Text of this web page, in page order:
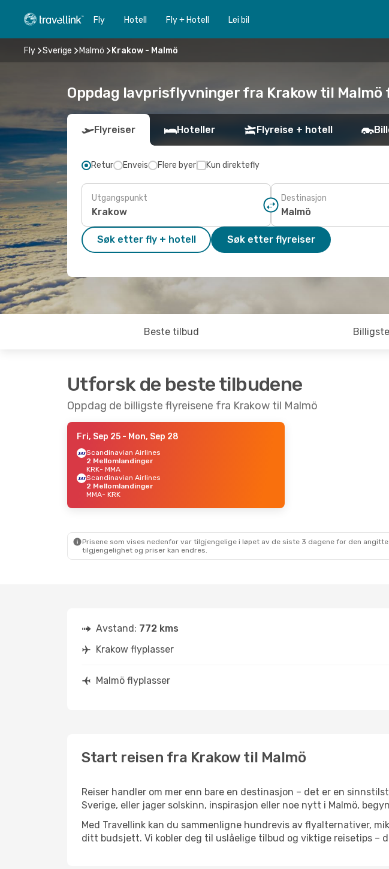
Fly Hotell Fly + Hotell Lei bil
Fly Sverige Malmö Krakow - Malmö
Oppdag lavprisflyvninger fra Krakow til Malmö
Flyreiser Hoteller Flyreise + hotell
Retur Enveis Flere byer Kun direktefly
Utgangspunkt Destinasjon
Søk etter fly + hotell Søk etter flyreiser
Beste tilbud
Utforsk de beste tilbudene
Oppdag de billigste flyreisene fra Krakow til Malmö
Fri, Sep 25 - Mon, Sep 28
Scandinavian Airlines
2 Mellomlandinger
KRK- MMA
Scandinavian Airlines
2 Mellomlandinger
MMA- KRK
Prisene som vises nedenfor var tilgjengelige i løpet av de siste 3 dagene for den
tilgjengelighet og priser kan endres.
Avstand: 772 kms
Krakow flyplasser
Malmö flyplasser
Start reisen fra Krakow til Malmö
Reiser handler om mer enn bare en destinasjon – det er en
Sverige, eller jager solskinn, inspirasjon eller noe nytt i Malmö,
Med Travellink kan du sammenligne hundrevis av flyalternativer,
ditt budsjett. Vi kobler deg til uslåelige tilbud og viktige reisetips –